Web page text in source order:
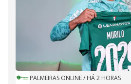
PALMEIRAS ONLINE/ HÁ 2 HORAS